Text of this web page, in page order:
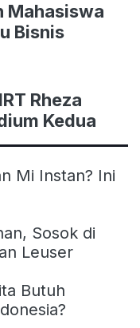
Mahasiswa
Bisnis
Rheza
Kedua
Mi Instan? Ini
Sosok di
Leuser
Butuh